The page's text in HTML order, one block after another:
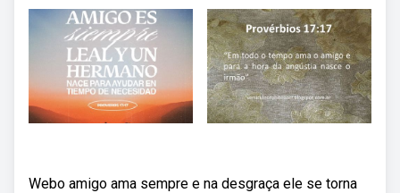
Webo amigo ama sempre e na desgraça ele se torna